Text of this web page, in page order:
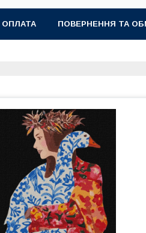
ОПЛАТА ПОВЕРНЕННЯ ТА